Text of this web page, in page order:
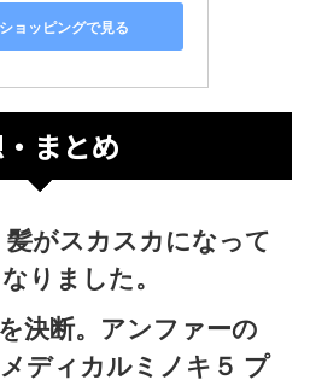
ョッピングで見る
まとめ
がスカスカになって
りました。
決断。アンファーの
メディカルミノキ５ プ